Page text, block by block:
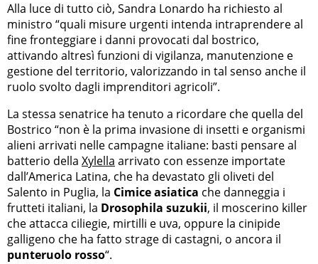
Alla luce di tutto ciò, Sandra Lonardo ha richiesto al
ministro “quali misure urgenti intenda intraprendere al
fine fronteggiare i danni provocati dal bostrico,
attivando altresì funzioni di vigilanza, manutenzione e
gestione del territorio, valorizzando in tal senso anche il
ruolo svolto dagli imprenditori agricoli”.
La stessa senatrice ha tenuto a ricordare che quella del
Bostrico “non è la prima invasione di insetti e organismi
alieni arrivati nelle campagne italiane: basti pensare al
batterio della Xylella arrivato con essenze importate
dall’America Latina, che ha devastato gli oliveti del
Salento in Puglia, la Cimice asiatica che danneggia i
frutteti italiani, la Drosophila suzukii, il moscerino killer
che attacca ciliegie, mirtilli e uva, oppure la cinipide
galligeno che ha fatto strage di castagni, o ancora il
punteruolo rosso“.